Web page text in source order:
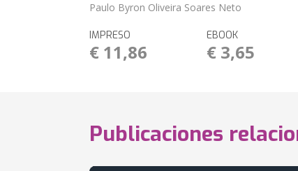
Paulo Byron Oliveira Soares Neto
IMPRESO
€ 11,86
EBOOK
€ 3,65
Publicaciones